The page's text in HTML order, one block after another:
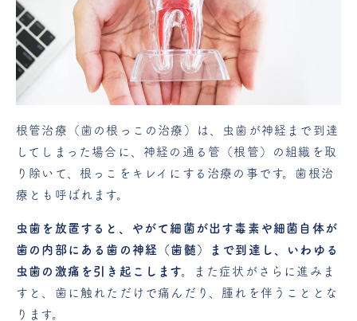
根管治療（歯の根っこの治療）は、虫歯が神経まで到達
してしまった場合に、神経の通る管（根管）の組織を取
り除いて、根っこをキレイにする治療の事です。歯根治
療とも呼ばれます。
虫歯を放置すると、やがて細菌が出す毒素や細菌自体が
歯の内部にある歯の神経（歯髄）まで到達し、いわゆる
虫歯の激痛を引き起こします。
また症状がさらに進みま
すと、歯に触れただけで痛んだり、腫れを伴うこととな
ります。